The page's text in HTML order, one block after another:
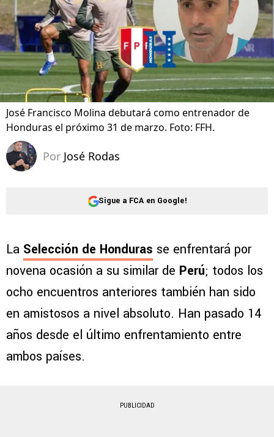
José Francisco Molina debutará como entrenador de
Honduras el próximo 31 de marzo. Foto: FFH.
Por José Rodas
Sigue a FCA en Google!
La Selección de Honduras se enfrentará por
novena ocasión a su similar de Perú; todos los
ocho encuentros anteriores también han sido
en amistosos a nivel absoluto. Han pasado 14
años desde el último enfrentamiento entre
ambos países.
PUBLICIDAD